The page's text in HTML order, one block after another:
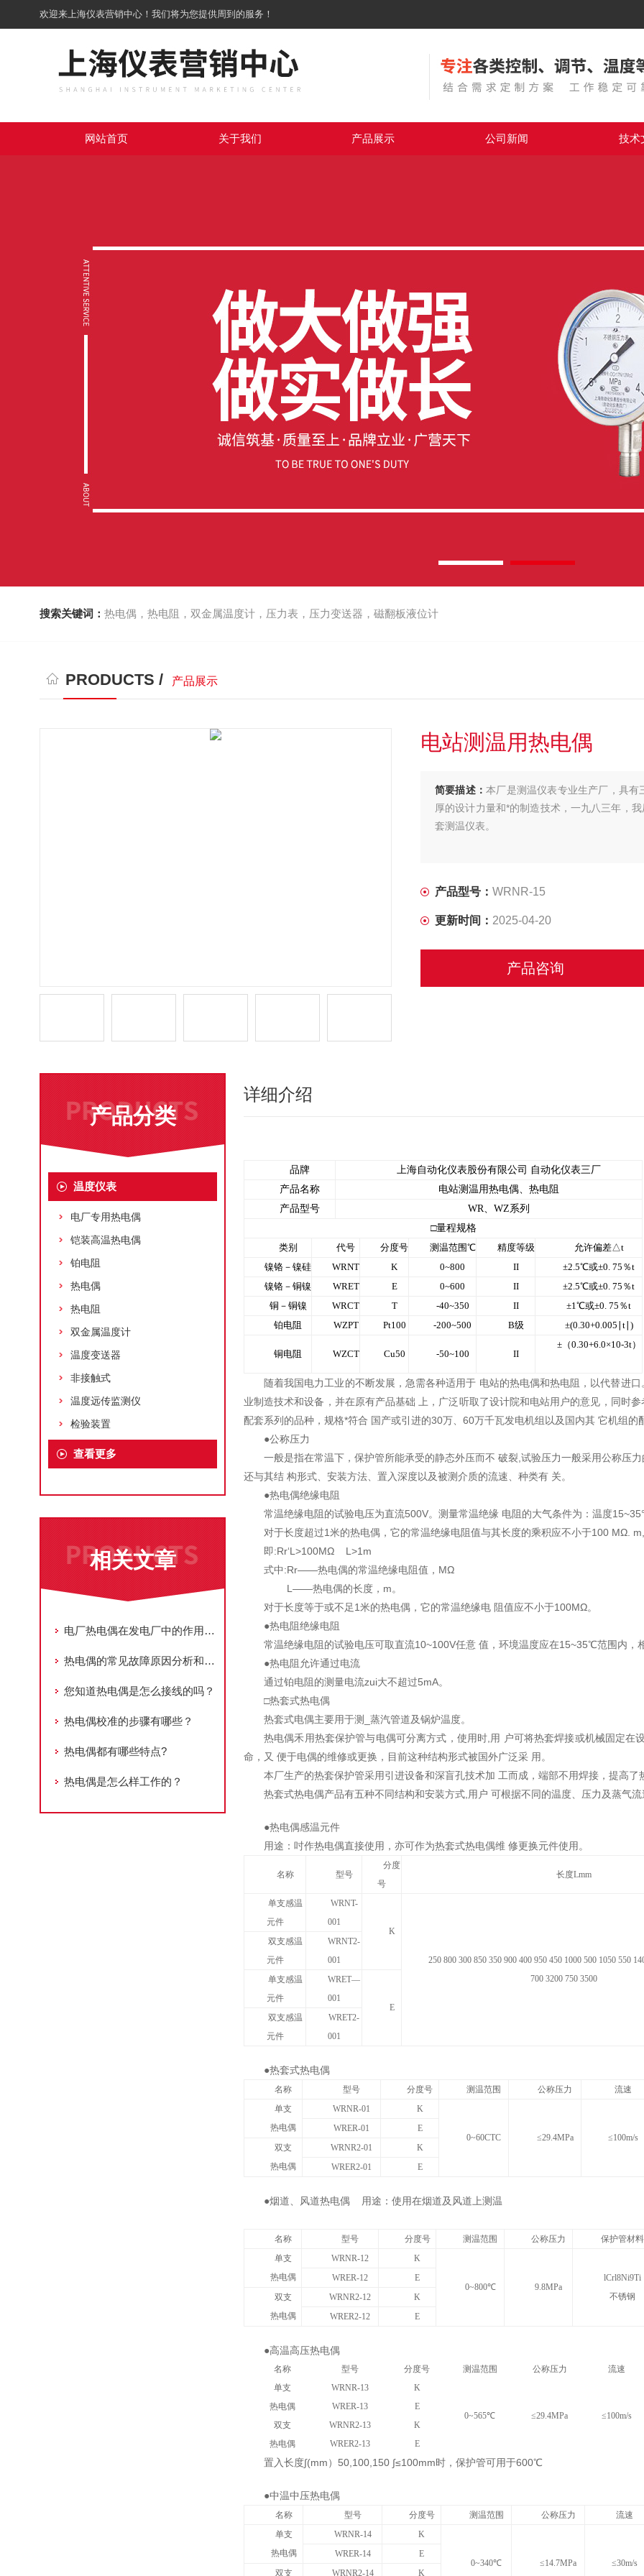
欢迎来上海仪表营销中心！我们将为您提供周到的服务！
网站首页 关于我们 产品展示 公司新闻 技术
搜索关键词： 热电偶，热电阻，双金属温度计，压力表，压力变送器，磁翻板液位计
PRODUCTS / 产品展示
电站测温用热电偶
简要描述：本厂是测温仪表专业生产厂，具
厚的设计力量和*的制造技术，一九八三年，
套测温仪表。
产品型号： WRNR-15
更新时间： 2025-04-20
产品咨询
产品分类
温度仪表
电厂专用热电偶
铠装高温热电偶
铂电阻
热电偶
热电阻
双金属温度计
温度变送器
非接触式
温度远传监测仪
检验装置
查看更多
相关文章
电厂热电偶在发电厂中的作用和重要性
热电偶的常见故障原因分析和处理办法
您知道热电偶是怎么接线的吗？
热电偶校准的步骤有哪些？
热电偶都有哪些特点?
热电偶是怎么样工作的？
详细介绍
品牌
上海自动化仪表股份有限公司 自动化仪表三厂
产品名称
电站测温用热电偶、热电阻
产品型号
WR、WZ系列
□量程规格
类别
代号 分度号 测温范围℃ 精度等级 允许偏差△t
镍铬－镍硅
WRNT K 0~800 II ±2.5℃或±0. 75 ％t
镍铬－铜镍
WRET E 0~600 II ±2.5℃或±0. 75 ％t
铜－铜镍
WRCT T -40~350 II ±1℃或±0. 75 ％t
铂电阻
WZPT Pt100 -200~500 B级 ±(0.30+0.005 t∣ )
铜电阻 WZCT Cu50 -50~100 II
±（0.30+6.0×10-3t）
随着我国电力工业的不断发展，急需各种适用于 电站的热电偶和热电阻，以代替进
业制造技术和设备，并在原有产品基础 上，广泛听取了设计院和电站用户的意见，同时
配套系列的品种，规格*符合 国产或引进的30万、60万千瓦发电机组以及国内其 它机组
●公称压力
一般是指在常温下，保护管所能承受的静态外压而不 破裂,试验压力一般采用公称压
还与其结 构形式、安装方法、置入深度以及被测介质的流速、种类有 关。
●热电偶绝缘电阻
常温绝缘电阻的试验电压为直流500V。测量常温绝缘 电阻的大气条件为：温度
对于长度超过1米的热电偶，它的常温绝缘电阻值与其长度的乘积应不小于100 MΩ. m,
即:Rr‘L>100MΩ L>1m
式中:Rr——热电偶的常温绝缘电阻值，MΩ
L——热电偶的长度，m。
对于长度等于或不足1米的热电偶，它的常温绝缘电 阻值应不小于100MΩ。
●热电阻绝缘电阻
常温绝缘电阻的试验电压可取直流10~100V任意 值，环境温度应在15~35℃范围内
●热电阻允许通过电流
通过铂电阻的测量电流zui大不超过5mA。
□热套式热电偶
热套式电偶主要用于测_蒸汽管道及锅炉温度。
热电偶禾用热套保护管与电偶可分离方式，使用时,用 户可将热套焊接或机械固定
命，又 便于电偶的维修或更换，目前这种结构形式被国外广泛采 用。
本厂生产的热套保护管采用引进设备和深盲孔技术加 工而成，端部不用焊接，提高
热套式热电偶产品有五种不同结构和安装方式,用户 可根据不同的温度、压力及蒸气
●热电偶感温元件
用途：吋作热电偶直接使用，亦可作为热套式热电偶维 修更换元件使用。
名称 型号
分度
号
长度Lmm
单支感温
元件
WRNT-
001
K
250 800 300 850 350 900 400 950 450 1000 500 1050 550
700 3200 750 3500
双支感温
元件
WRNT2-
001
单支感温
元件
WRET—
001
E
双支感温
元件
WRET2-
001
●热套式热电偶
名称 型号 分度号 测温范围 公称压力
流速
单支
热电偶
WRNR-01 K
0~60CTC ≤29.4MPa ≤100m/s
WRER-01
E
双支
热电偶
WRNR2-01
K
WRER2-01
E
●烟道、风道热电偶 用途：使用在烟道及风道上测温
名称 型号 分度号 测温范围 公称压力
保护管材料
单支
热电偶
WRNR-12 K
0~800℃ 9.8MPa
lCrl8Ni9Ti
不锈钢
WRER-12
E
双支
热电偶
WRNR2-12
K
WRER2-12
E
●高温高压热电偶
名称 型号 分度号 测温范围 公称压力
流速
单支
WRNR-13 K
0~565℃ ≤29.4MPa ≤100m/s
热电偶 WRER-13
E
双支
WRNR2-13
K
热电偶
WRER2-13 E
置入长度∫(mm）50,100,150 ∫≤100mm时，保护管可用于600℃
●中温中压热电偶
名称 型号 分度号 测温范围 公称压力
流速
单支
热电偶
WRNR-14 K
0~340℃ ≤14.7MPa ≤30m/s
WRER-14
E
双支
WRNR2-14 K